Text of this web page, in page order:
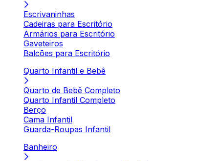
Escrivaninhas
Cadeiras para Escritório
Armários para Escritório
Gaveteiros
Balcões para Escritório
Quarto Infantil e Bebê
Quarto de Bebê Completo
Quarto Infantil Completo
Berço
Cama Infantil
Guarda-Roupas Infantil
Banheiro